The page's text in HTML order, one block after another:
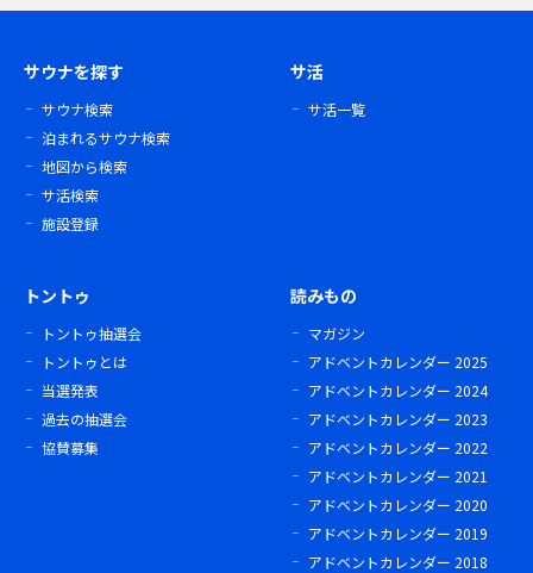
サウナを探す
サウナ検索
泊まれるサウナ検索
地図から検索
サ活検索
施設登録
サ活
サ活一覧
トントゥ
トントゥ抽選会
トントゥとは
当選発表
過去の抽選会
協賛募集
読みもの
マガジン
アドベントカレンダー 2025
アドベントカレンダー 2024
アドベントカレンダー 2023
アドベントカレンダー 2022
アドベントカレンダー 2021
アドベントカレンダー 2020
アドベントカレンダー 2019
アドベントカレンダー 2018